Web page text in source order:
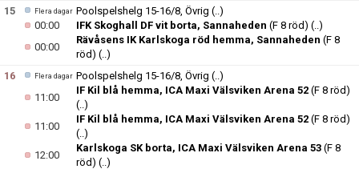
15
Flera dagar Poolspelshelg 15-16/8, Övrig (..)
00:00
IFK Skoghall DF vit borta, Sannaheden (F 8 röd) (..)
00:00
Rävåsens IK Karlskoga röd hemma, Sannaheden (F 8
röd) (..)
16
Flera dagar Poolspelshelg 15-16/8, Övrig (..)
11:00
IF Kil blå hemma, ICA Maxi Välsviken Arena 52 (F 8 röd)
(..)
11:00
IF Kil blå hemma, ICA Maxi Välsviken Arena 52 (F 8 röd)
(..)
12:00
Karlskoga SK borta, ICA Maxi Välsviken Arena 53 (F 8
röd) (..)